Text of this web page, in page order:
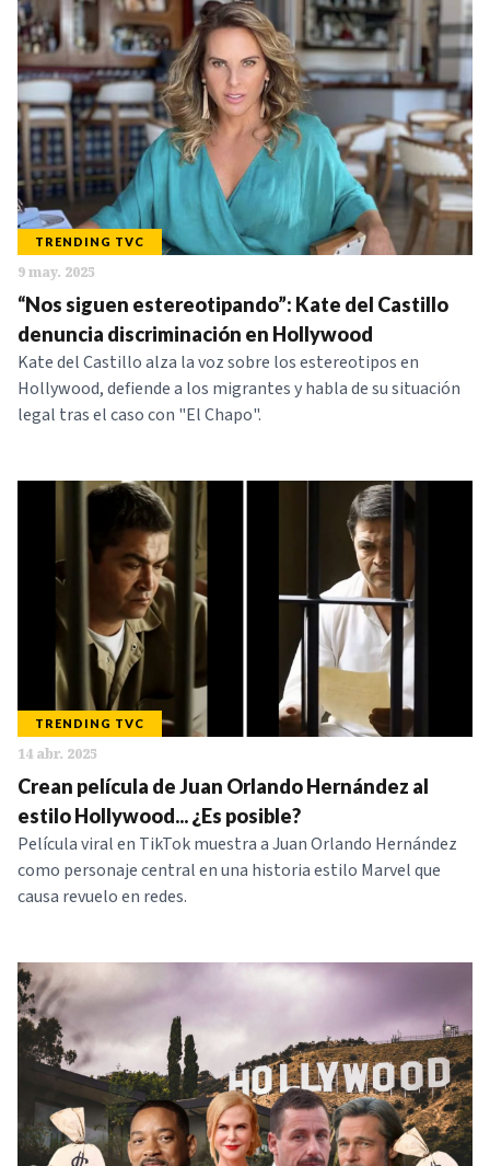
TRENDING TVC
9 may. 2025
“Nos siguen estereotipando”: Kate del Castillo
denuncia discriminación en Hollywood
Kate del Castillo alza la voz sobre los estereotipos en
Hollywood, defiende a los migrantes y habla de su situación
legal tras el caso con "El Chapo".
TRENDING TVC
14 abr. 2025
Crean película de Juan Orlando Hernández al
estilo Hollywood... ¿Es posible?
Película viral en TikTok muestra a Juan Orlando Hernández
como personaje central en una historia estilo Marvel que
causa revuelo en redes.